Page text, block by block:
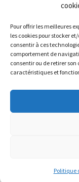
Pour offrir les meilleures
les cookies pour stocker
consentir à ces
comportement de
consentir ou de retirer
caractéristiques et
Politique
Accès rapide
La société
La grêle
La formation
Nous
Alerte